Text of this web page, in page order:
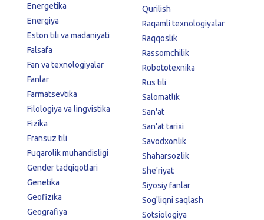
Energetika
Energiya
Eston tili va madaniyati
Falsafa
Fan va texnologiyalar
Fanlar
Farmatsevtika
Filologiya va lingvistika
Fizika
Fransuz tili
Fuqarolik muhandisligi
Gender tadqiqotlari
Genetika
Geofizika
Geografiya
Qurilish
Raqamli texnologiyalar
Raqqoslik
Rassomchilik
Robototexnika
Rus tili
Salomatlik
San'at
San'at tarixi
Savodxonlik
Shaharsozlik
She'riyat
Siyosiy fanlar
Sog'liqni saqlash
Sotsiologiya